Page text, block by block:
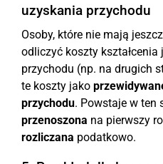
uzyskania przychodu
Osoby, które nie mają
odliczyć koszty
przychodu (np. na drugich
te koszty jako
przychodu. Powstaje w ten
przenoszona na pierwszy
rozliczana podatkowo.